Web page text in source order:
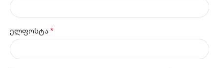
ელფოსტა *